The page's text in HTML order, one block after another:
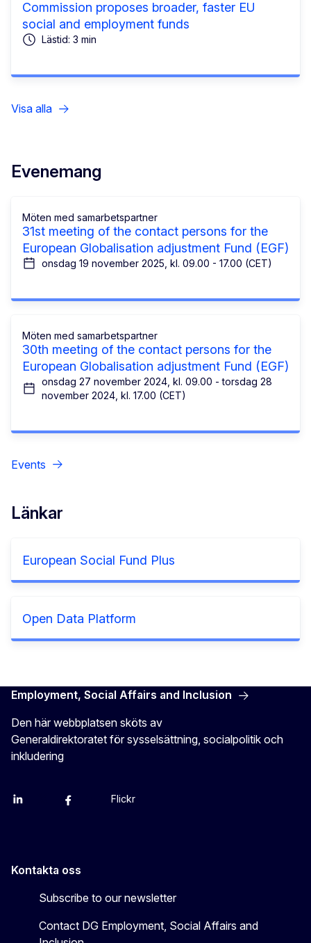
Commission proposes broader, faster EU
social and employment funds
Lästid: 3 min
Visa alla
Evenemang
Möten med samarbetspartner
31st meeting of the contact persons for the
European Globalisation adjustment Fund (EGF)
onsdag 19 november 2025, kl. 09.00 - 17.00 (CET)
Möten med samarbetspartner
30th meeting of the contact persons for the
European Globalisation adjustment Fund (EGF)
onsdag 27 november 2024, kl. 09.00 - torsdag 28
november 2024, kl. 17.00 (CET)
Events
Länkar
European Social Fund Plus
Open Data Platform
Employment, Social Affairs and Inclusion
Den här webbplatsen sköts av
Generaldirektoratet för sysselsättning, socialpolitik och
inkludering
Linkedin FacebookYouTube
Flickr
Kontakta oss
Subscribe to our newsletter
Contact DG Employment, Social Affairs and